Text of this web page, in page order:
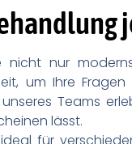
nicht nur
um Ihre
Teams
lässt.
für